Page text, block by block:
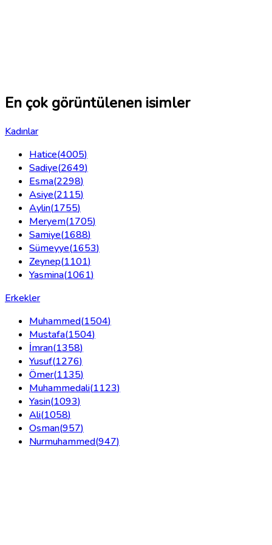
En çok görüntülenen isimler
Kadınlar
Hatice(4005)
Sadiye(2649)
Esma(2298)
Asiye(2115)
Aylin(1755)
Meryem(1705)
Samiye(1688)
Sümeyye(1653)
Zeynep(1101)
Yasmina(1061)
Erkekler
Muhammed(1504)
Mustafa(1504)
İmran(1358)
Yusuf(1276)
Ömer(1135)
Muhammedali(1123)
Yasin(1093)
Ali(1058)
Osman(957)
Nurmuhammed(947)